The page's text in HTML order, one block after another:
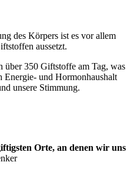
des Körpers ist es vor allem
aussetzt.
über 350 Giftstoffe am Tag, was
Energie- und Hormonhaushalt
unsere Stimmung.
Orte, an denen wir uns